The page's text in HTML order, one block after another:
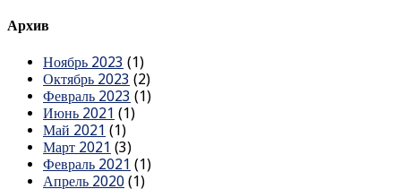
Архив
Ноябрь 2023 (1)
Октябрь 2023 (2)
Февраль 2023 (1)
Июнь 2021 (1)
Май 2021 (1)
Март 2021 (3)
Февраль 2021 (1)
Апрель 2020 (1)